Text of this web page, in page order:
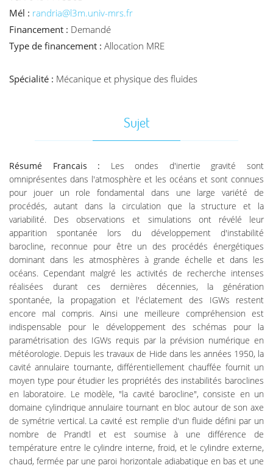
Mél : randria@l3m.univ-mrs.fr
Financement : Demandé
Type de financement : Allocation MRE
Spécialité : Mécanique et physique des fluides
Sujet
Résumé Francais : Les ondes d'inertie gravité sont
omniprésentes dans l'atmosphère et les océans et sont connues
pour jouer un role fondamental dans une large variété de
procédés, autant dans la circulation que la structure et la
variabilité. Des observations et simulations ont révélé leur
apparition spontanée lors du développement d'instabilité
barocline, reconnue pour être un des procédés énergétiques
dominant dans les atmosphères à grande échelle et dans les
océans. Cependant malgré les activités de recherche intenses
réalisées durant ces dernières décennies, la génération
spontanée, la propagation et l'éclatement des IGWs restent
encore mal compris. Ainsi une meilleure compréhension est
indispensable pour le développement des schémas pour la
paramétrisation des IGWs requis par la prévision numérique en
météorologie. Depuis les travaux de Hide dans les années 1950, la
cavité annulaire tournante, différentiellement chauffée fournit un
moyen type pour étudier les propriétés des instabilités baroclines
en laboratoire. Le modèle, "la cavité barocline", consiste en un
domaine cylindrique annulaire tournant en bloc autour de son axe
de symétrie vertical. La cavité est remplie d'un fluide défini par un
nombre de Prandtl et est soumise à une différence de
température entre le cylindre interne, froid, et le cylindre externe,
chaud, fermée par une paroi horizontale adiabatique en bas et une